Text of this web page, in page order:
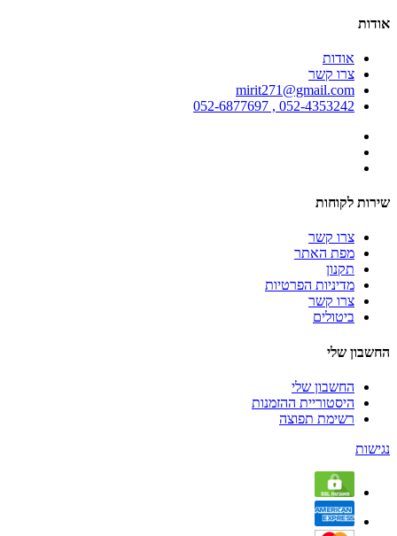
אודות
אודות
צרו קשר
mirit271@gmail.com
052-4353242 , 052-6877697
שירות לקוחות
צרו קשר
מפת האתר
תקנון
מדיניות הפרטיות
צרו קשר
ביטולים
החשבון שלי
החשבון שלי
היסטוריית ההזמנות
רשימת תפוצה
נגישות